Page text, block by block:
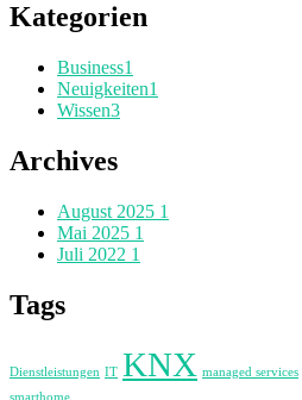
Kategorien
Business1
Neuigkeiten1
Wissen3
Archives
August 2025 1
Mai 2025 1
Juli 2022 1
Tags
Dienstleistungen IT KNX managed services
smarthome